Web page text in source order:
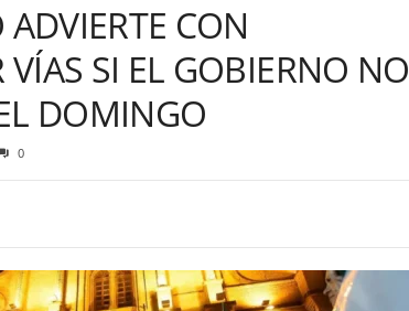
CON
SI EL GOBIERNO NO
DOMINGO
0